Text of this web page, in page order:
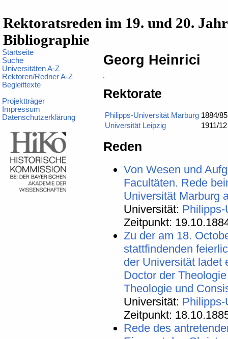
Rektoratsreden im 19. und 20.
Bibliographie
Startseite
Suche
Universitäten A-Z
Rektoren/Redner A-Z
Begleittexte
Projektträger
Impressum
Datenschutzerklärung
Georg Heinrici
Rektorate
Philipps-Universität Marburg 1884/85
Universität Leipzig
1911/12
Reden
Von Wesen und
Facultäten. Rede
Universität Marburg
Universität:
Zeitpunkt:
Zu der am 18.
stattfindenden
der Universität ladet
Doctor der
Theologie und
Universität:
Zeitpunkt:
Rede des